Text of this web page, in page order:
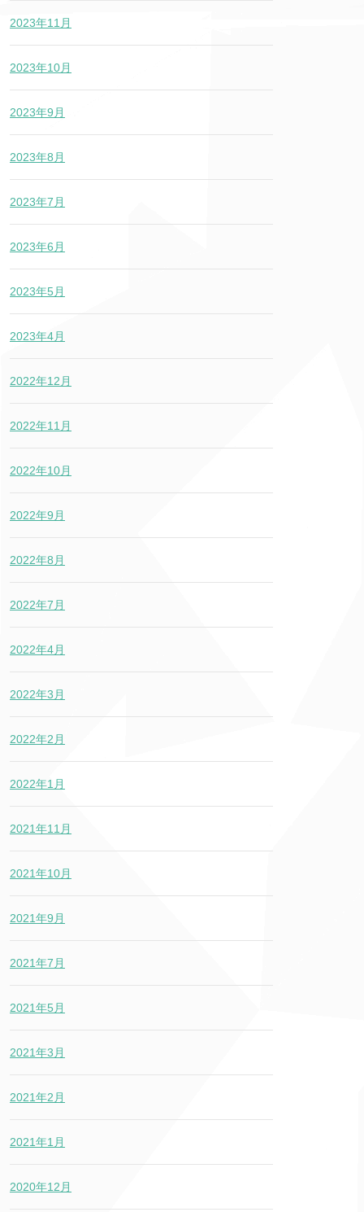
2023年11月
2023年10月
2023年9月
2023年8月
2023年7月
2023年6月
2023年5月
2023年4月
2022年12月
2022年11月
2022年10月
2022年9月
2022年8月
2022年7月
2022年4月
2022年3月
2022年2月
2022年1月
2021年11月
2021年10月
2021年9月
2021年7月
2021年5月
2021年3月
2021年2月
2021年1月
2020年12月